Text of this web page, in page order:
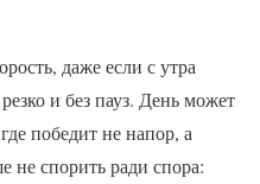
даже если с утра
и без пауз. День может
победит не напор, а
не спорить ради спора: